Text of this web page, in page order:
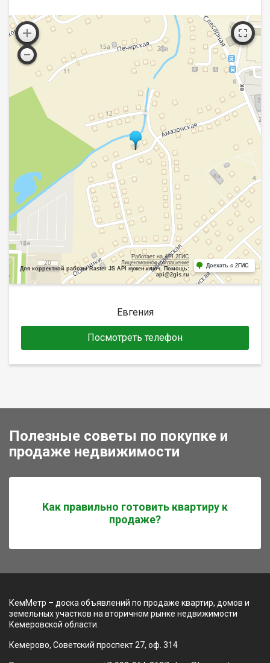
Работает на API 2ГИС
Лицензионное соглашение
Для корректной работы Raster JS API нужен ключ. Помощь:
api@2gis.ru
Доехать с 2ГИС
Евгения
Посмотреть телефон
Полезные советы по покупке и
продаже недвижимости
Как правильно готовить квартиру к
продаже?
КемМетр – доска объявлений по продаже квартир, домов и
земельных участков на вторичном рынке недвижимости
Кемеровской области.
Кемерово, Советский проспект 27, оф. 314